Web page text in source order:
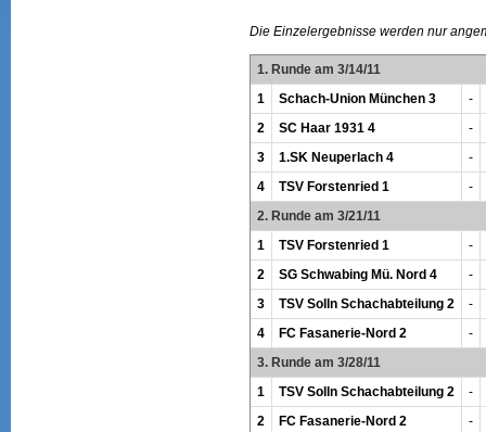
Die Einzelergebnisse werden nur
1. Runde am 3/14/11
1
Schach-Union München 3
-
2
SC Haar 1931 4
-
3
1.SK Neuperlach 4
-
4
TSV Forstenried 1
-
2. Runde am 3/21/11
1
TSV Forstenried 1
-
2
SG Schwabing Mü. Nord 4
-
3
TSV Solln Schachabteilung 2
-
4
FC Fasanerie-Nord 2
-
3. Runde am 3/28/11
1
TSV Solln Schachabteilung 2
-
2
FC Fasanerie-Nord 2
-